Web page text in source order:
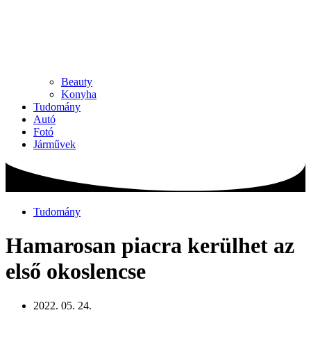
Beauty
Konyha
Tudomány
Autó
Fotó
Járművek
Tudomány
Hamarosan piacra kerülhet az
első okoslencse
2022. 05. 24.